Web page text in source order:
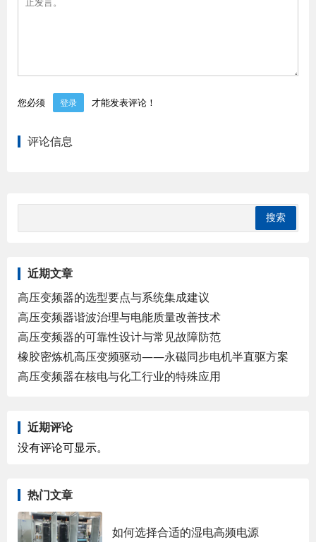
您必须 登录 才能发表评论！
评论信息
近期文章
高压变频器的选型要点与系统集成建议
高压变频器谐波治理与电能质量改善技术
高压变频器的可靠性设计与常见故障防范
橡胶密炼机高压变频驱动——永磁同步电机半直驱方案
高压变频器在核电与化工行业的特殊应用
近期评论
没有评论可显示。
热门文章
如何选择合适的湿电高频电源